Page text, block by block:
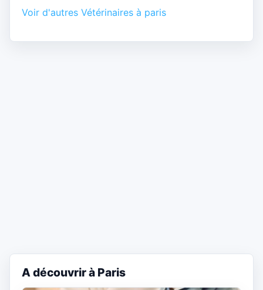
Voir d'autres Vétérinaires à paris
A découvrir à Paris